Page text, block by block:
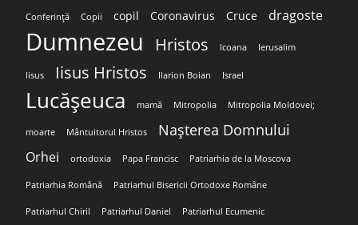
Conferință Copii copil Coronavirus Cruce dragoste
Dumnezeu Hristos Icoana Ierusalim
Iisus Iisus Hristos Ilarion Boian Israel
Lucășeuca mamă Mitropolia Mitropolia Moldovei;
moarte Mântuitorul Hristos Nașterea Domnului
Orhei ortodoxia Papa Francisc Patriarhia de la Moscova
Patriarhia Română Patriarhul Bisericii Ortodoxe Române
Patriarhul Chiril Patriarhul Daniel Patriarhul Ecumenic